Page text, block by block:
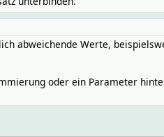
abweichende Werte,
oder ein Parameter